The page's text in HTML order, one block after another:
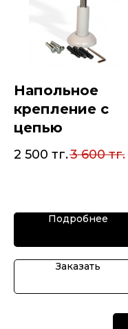
Напольное
крепление с
цепью
2 500 тг.3 600 тг.
Подробнее
Заказать